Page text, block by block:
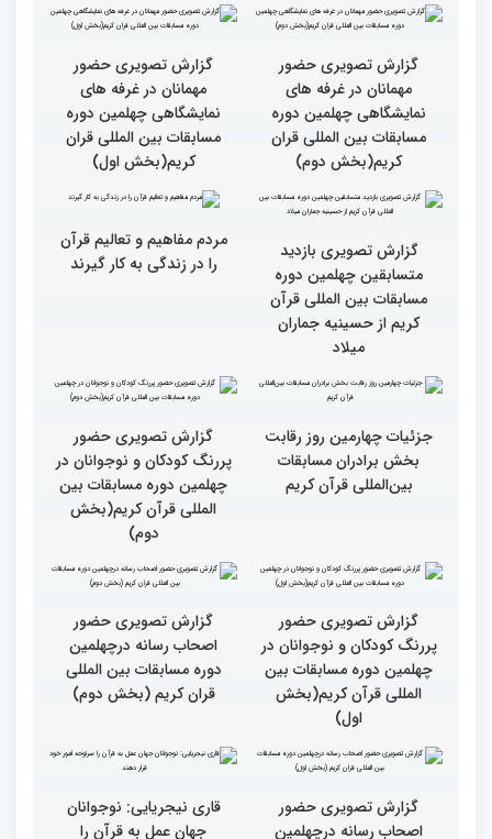
بالاترین سطح برگزاری
مسابقات قرآن را در ایران
شاهد بودم
ایران مهد قرآن است/ سطح
مسابقات ایران خیلی بالاست
گزارش تصویری سومین روز
رقابت بخش بانوان چهلمین
دوره مسابقات بین المللی
قرآن کریم (بخش دوم)
گزارش تصویری سومین روز
رقابت بخش بانوان چهلمین
دوره مسابقات بین المللی
گزارش تصویری حضور
مهمانان در غرفه های
نمایشگاهی چهلمین دوره
مسابقات بین المللی قران
کریم(بخش دوم)
مسابقات بین المللی قران
کریم(بخش اول)
گزارش تصویری بازدید
کریم از حسینیه جماران
میلاد
مردم مفاهیم و تعالیم قرآن
را در زندگی به کار گیرند
جزئیات چهارمین روز رقابت
بخش برادران مسابقات
بین‌المللی قرآن کریم
گزارش تصویری حضور
پررنگ کودکان و نوجوانان در
المللی قرآن کریم(بخش
دوم)